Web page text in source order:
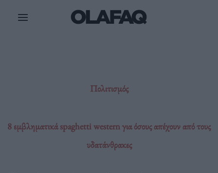
Πολιτισμός
8 εμβληματικά spaghetti western για όσους απέχουν από τους
υδατάνθρακες